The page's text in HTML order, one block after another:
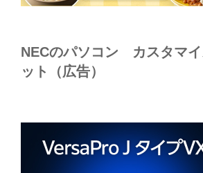
NECのパソコン カスタマイ
ット（広告）